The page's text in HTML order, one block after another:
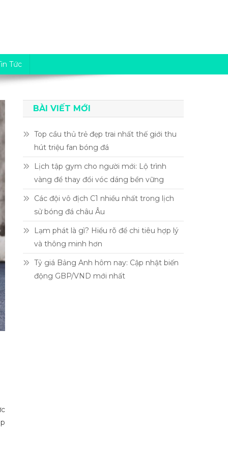
Tức
BÀI VIẾT MỚI
Top cầu thủ trẻ đẹp trai nhất thế giới thu
hút triệu fan bóng đá
Lịch tập gym cho người mới: Lộ trình
vàng để thay đổi vóc dáng bền vững
Các đội vô địch C1 nhiều nhất trong lịch
sử bóng đá châu Âu
Lạm phát là gì? Hiểu rõ để chi tiêu hợp lý
và thông minh hơn
Tỷ giá Bảng Anh hôm nay: Cập nhật biến
động GBP/VND mới nhất